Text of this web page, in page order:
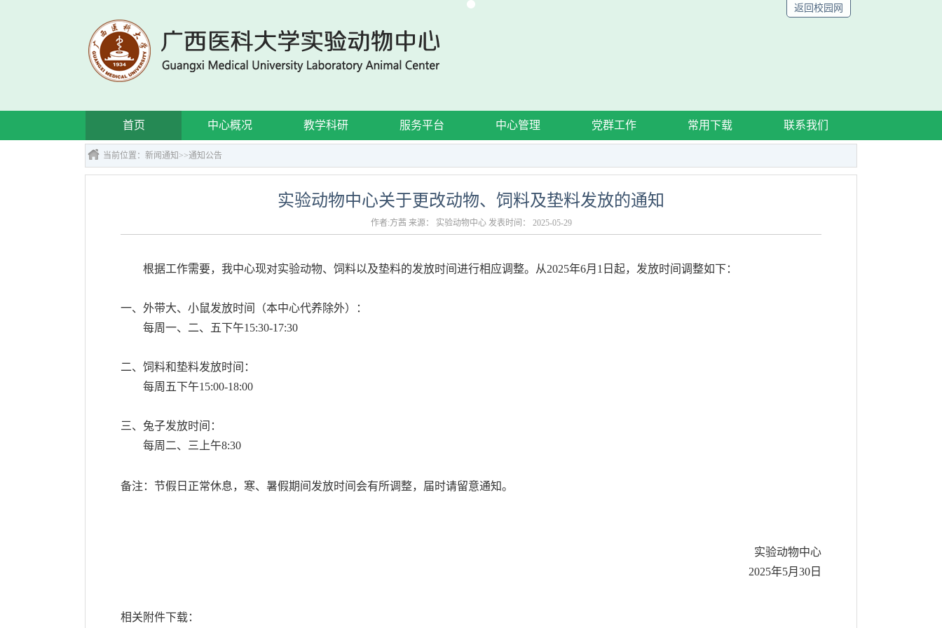
返回校园网
首页 中心概况 教学科研 服务平台 中心管理 党群工作 常用下载 联系我们
当前位置： 新闻通知 >>通知公告
实验动物中心关于更改动物、饲料及垫料发放的通知
作者:方茜 来源： 实验动物中心 发表时间： 2025-05-29
根据工作需要，我中心现对实验动物、饲料以及垫料的发放时间进行相应调整。 从2025年6月1日起，发放时间调整如下：
一、外带大、小鼠发放时间（本中心代养除外）：
每周一、二、五下午15:30-17:30
二、饲料和垫料发放时间：
每周五下午15:00-18:00
三、兔子发放时间：
每周二、三上午8:30
备注：节假日正常休息，寒、暑假期间发放时间会有所调整，届时请留意通知。
实验动物中心
2025年5月30日
相关附件下载：